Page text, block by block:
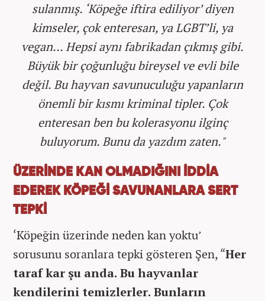
sulanmış. ‘Köpeğe iftira ediliyor’ diyen
kimseler, çok enteresan, ya LGBT’li, ya
vegan… Hepsi aynı fabrikadan çıkmış gibi.
Büyük bir çoğunluğu bireysel ve evli bile
değil. Bu hayvan savunuculuğu yapanların
önemli bir kısmı kriminal tipler. Çok
enteresan ben bu kolerasyonu ilginç
buluyorum. Bunu da yazdım zaten."
ÜZERİNDE KAN OLMADIĞINI İDDİA
EDEREK KÖPEĞİ SAVUNANLARA SERT
TEPKİ
‘Köpeğin üzerinde neden kan yoktu’
sorusunu soranlara tepki gösteren Şen, “Her
taraf kar şu anda. Bu hayvanlar
kendilerini temizlerler. Bunların